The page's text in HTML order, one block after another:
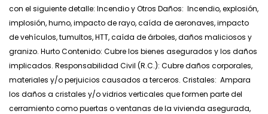
con el siguiente detalle: Incendio y Otros Daños: Incendio, explosión,
implosión, humo, impacto de rayo, caída de aeronaves, impacto
de vehículos, tumultos, HTT, caída de árboles, daños maliciosos y
granizo. Hurto Contenido: Cubre los bienes asegurados y los daños
implicados. Responsabilidad Civil (R.C.): Cubre daños corporales,
materiales y/o perjuicios causados a terceros. Cristales: Ampara
los daños a cristales y/o vidrios verticales que formen parte del
cerramiento como puertas o ventanas de la vivienda asegurada,